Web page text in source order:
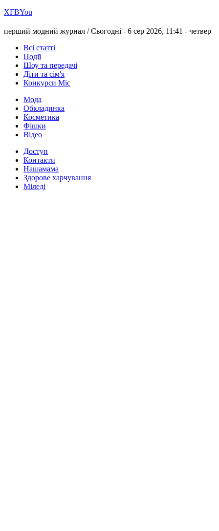
ХFBYou
перший модний журнал /Сьогодні - 6 сер 2026, 11:41 - четвер
Всі статті
Події
Шоу та передачі
Діти та сім'я
Конкурси Міс
Мода
Обкладинка
Косметика
Фішки
Відео
Доступ
Контакти
Нашамама
Здорове харчування
Міледі